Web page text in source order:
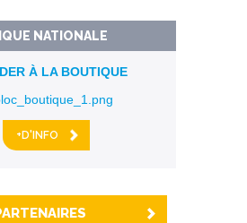
NATIONALE
À LA BOUTIQUE
+D'INFO